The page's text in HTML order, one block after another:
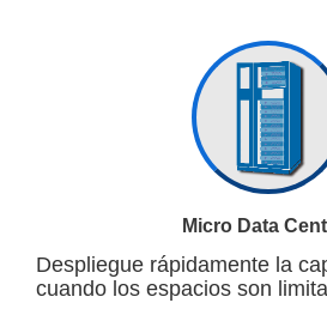
Micro Data
Despliegue rápidamente la
cuando los espacios son